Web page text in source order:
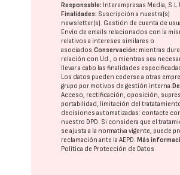
Responsable: Interempresas Media,
Finalidades: Suscripción a nuestra(s)
newsletter(s). Gestión de cuenta de
Envío de emails relacionados con la
relativos a intereses similares o
asociados.Conservación: mientras dure
relación con Ud., o mientras sea
llevar a cabo las finalidades
Los datos pueden cederse a otras
grupo por motivos de gestión interna.
Acceso, rectificación, oposición,
portabilidad, limitación del
decisiones automatizadas: contacte
nuestro DPD. Si considera que el
se ajusta a la normativa vigente, puede
reclamación ante laAEPD.Más
Política de Protección de Datos